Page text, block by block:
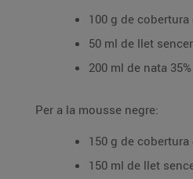
100 g de
50 ml de llet
200 ml de nata
Per a la mousse negre:
150 g de
150 ml de llet